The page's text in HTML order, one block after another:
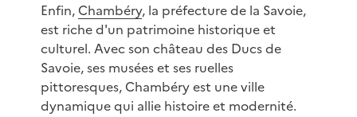
Enfin, Chambéry, la préfecture de la Savoie,
est riche d'un patrimoine historique et
culturel. Avec son château des Ducs de
Savoie, ses musées et ses ruelles
pittoresques, Chambéry est une ville
dynamique qui allie histoire et modernité.